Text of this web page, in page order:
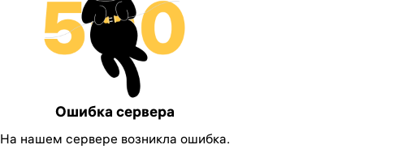
Ошибка сервера
На нашем сервере возникла ошибка.